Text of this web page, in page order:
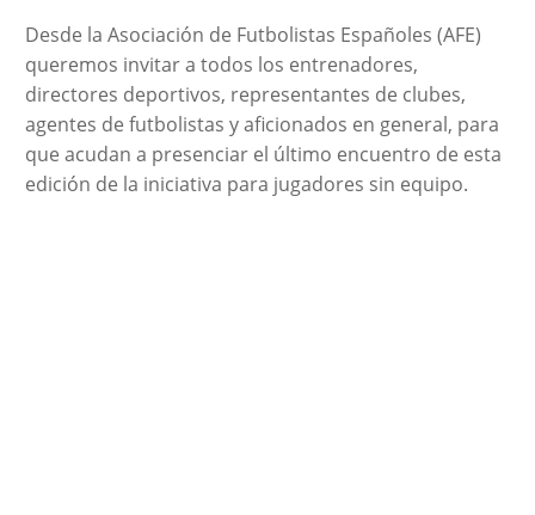
Desde la Asociación de Futbolistas Españoles (AFE)
queremos invitar a todos los entrenadores,
directores deportivos, representantes de clubes,
agentes de futbolistas y aficionados en general, para
que acudan a presenciar el último encuentro de esta
edición de la iniciativa para jugadores sin equipo.